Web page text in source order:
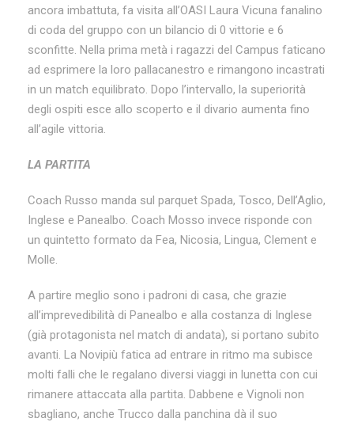
ancora imbattuta, fa visita all’OASI Laura Vicuna fanalino
di coda del gruppo con un bilancio di 0 vittorie e 6
sconfitte. Nella prima metà i ragazzi del Campus faticano
ad esprimere la loro pallacanestro e rimangono incastrati
in un match equilibrato. Dopo l’intervallo, la superiorità
degli ospiti esce allo scoperto e il divario aumenta fino
all’agile vittoria.
LA PARTITA
Coach Russo manda sul parquet Spada, Tosco, Dell’Aglio,
Inglese e Panealbo. Coach Mosso invece risponde con
un quintetto formato da Fea, Nicosia, Lingua, Clement e
Molle.
A partire meglio sono i padroni di casa, che grazie
all’imprevedibilità di Panealbo e alla costanza di Inglese
(già protagonista nel match di andata), si portano subito
avanti. La Novipiù fatica ad entrare in ritmo ma subisce
molti falli che le regalano diversi viaggi in lunetta con cui
rimanere attaccata alla partita. Dabbene e Vignoli non
sbagliano, anche Trucco dalla panchina dà il suo